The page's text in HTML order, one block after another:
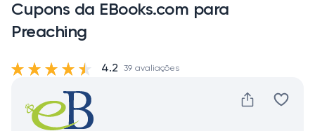
Cupons da EBooks.com para
Preaching
4.2 39 avaliações